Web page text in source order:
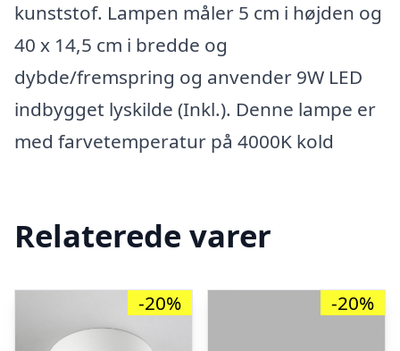
antal
kunststof. Lampen måler 5 cm i højden og
40 x 14,5 cm i bredde og
dybde/fremspring og anvender 9W LED
indbygget lyskilde (Inkl.). Denne lampe er
med farvetemperatur på 4000K kold
Relaterede varer
-20% -20%